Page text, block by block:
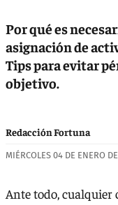
Por qué es
asignación de
Tips para evitar
objetivo.
Redacción Fortuna
MIÉRCOLES 04 DE ENERO
Ante todo, cualquier